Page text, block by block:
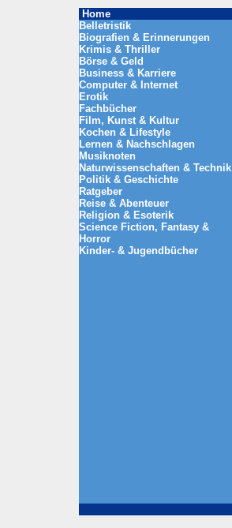
Home
Belletristik
Biografien & Erinnerungen
Krimis & Thriller
Börse & Geld
Business & Karriere
Computer & Internet
Erotik
Fachbücher
Film, Kunst & Kultur
Kochen & Lifestyle
Lernen & Nachschlagen
Musiknoten
Naturwissenschaften & Technik
Politik & Geschichte
Ratgeber
Reise & Abenteuer
Religion & Esoterik
Science Fiction, Fantasy &
Horror
Kinder- & Jugendbücher